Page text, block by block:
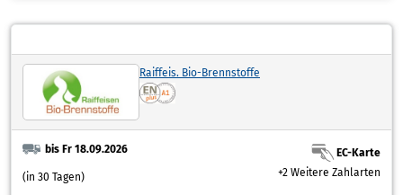
Raiffeis. Bio-Brennstoffe
bis Fr 18.09.2026
(in 30 Tagen)
EC-Karte
+2 Weitere Zahlarten